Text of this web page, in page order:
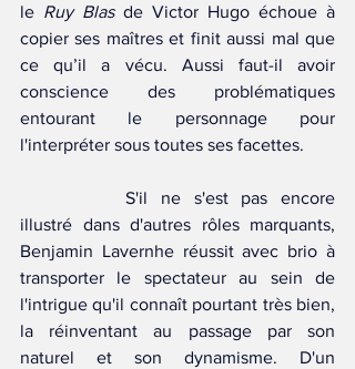
le Ruy Blas de Victor Hugo échoue à
copier ses maîtres et finit aussi mal que
ce qu’il a vécu. Aussi faut-il avoir
conscience des problématiques
entourant le personnage pour
l'interpréter sous toutes ses facettes.
		S'il ne s'est pas encore
illustré dans d'autres rôles marquants,
Benjamin Lavernhe réussit avec brio à
transporter le spectateur au sein de
l'intrigue qu'il connaît pourtant très bien,
la réinventant au passage par son
naturel et son dynamisme. D'un